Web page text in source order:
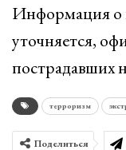
Информация о
уточняется,
пострадавших
терроризм
Поделиться